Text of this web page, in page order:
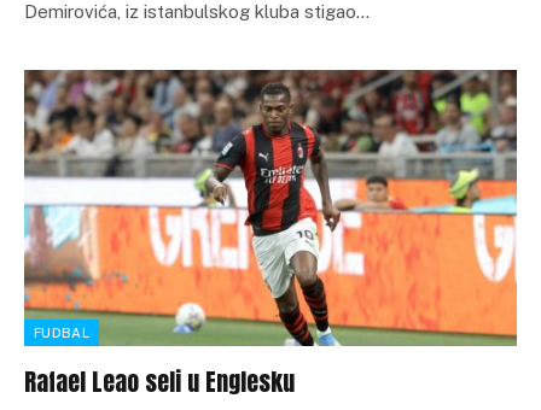
Demirovića, iz istanbulskog kluba stigao…
FUDBAL
Rafael Leao seli u Englesku